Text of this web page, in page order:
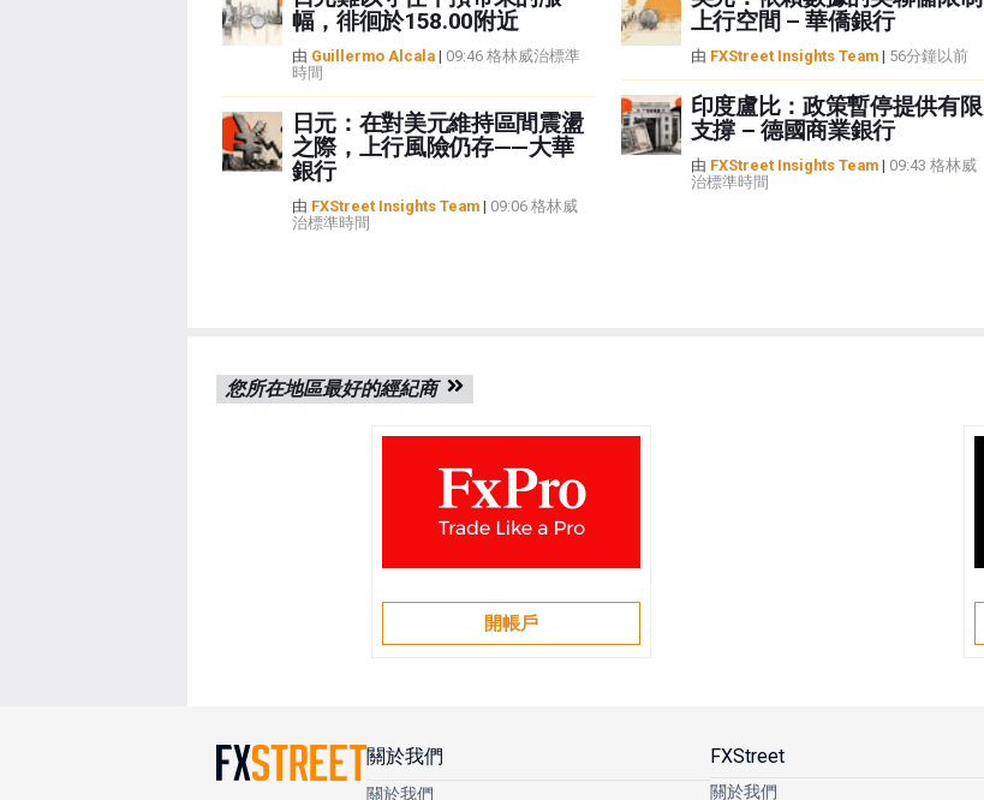
幅，徘徊於158.00附近
由 Guillermo Alcala| 09:46 格林威治標準
時間
日元：在對美元維持區間震盪
之際，上行風險仍存——大華
銀行
由 FXStreet Insights Team| 09:06 格林威
治標準時間
上行空間 – 華僑銀行
由 FXStreet Insights Team| 56分鐘以前
印度盧比：政策暫停提供有限
支撐 – 德國商業銀行
由 FXStreet Insights Team| 09:43 格林威
治標準時間
您所在地區最好的經紀商
開帳戶
關於我們
關於我們
FXStreet
關於我們